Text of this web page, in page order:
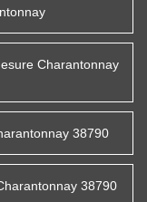
Charantonnay
38790
38790